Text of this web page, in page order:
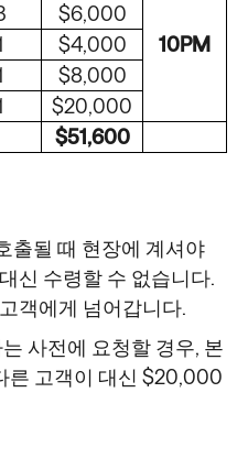
10PM
$6,000
$4,000
$8,000
$20,000
$51,600
출될 때 현장에 계셔야
신 수령할 수 없습니다.
객에게 넘어갑니다.
사전에 요청할 경우, 본
른 고객이 대신 $20,000